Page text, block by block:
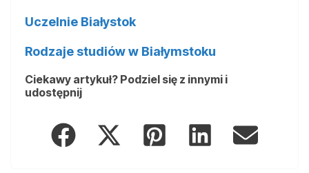
Uczelnie Białystok
Rodzaje studiów w Białymstoku
Ciekawy artykuł? Podziel się z innymi i
udostępnij